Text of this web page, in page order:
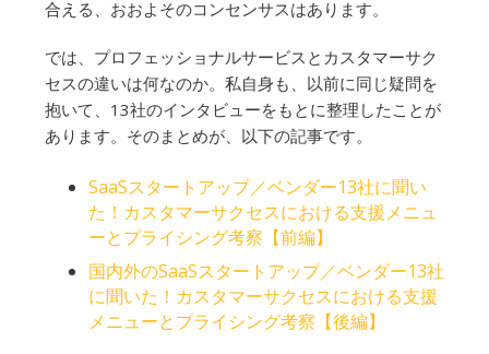
合える、おおよそのコンセンサスはあります。
では、プロフェッショナルサービスとカスタマーサク
セスの違いは何なのか。私自身も、以前に同じ疑問を
抱いて、13社のインタビューをもとに整理したことが
あります。そのまとめが、以下の記事です。
SaaSスタートアップ／ベンダー13社に聞い
た！カスタマーサクセスにおける支援メニュ
ーとプライシング考察【前編】
国内外のSaaSスタートアップ／ベンダー13社
に聞いた！カスタマーサクセスにおける支援
メニューとプライシング考察【後編】